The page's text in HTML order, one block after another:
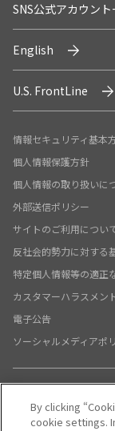
カスタマーハラス
ソーシャルメディ
システムサポート
X公式ア
SNS公式アカウン
English
U.S. FrontLine
情報セキュリティ基本
個人情報保護方針
個人情報の取り扱いに
外部送信ポリシー
サイトのご利用につい
反社会的勢力に対する
特定個人情報等の適正
カスタマーハラスメン
電子公告
ソーシャルメディアポ
By clicking
cookie settings.